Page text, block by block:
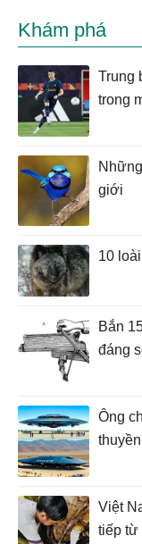
Khám phá
Trung
trong
giới
10
Bắn
đáng
Ông
Việt
tiếp từ